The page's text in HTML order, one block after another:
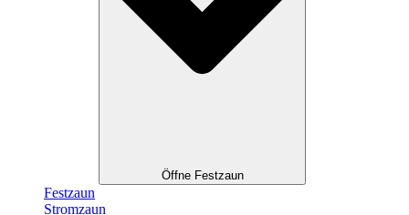
Öffne Festzaun
Festzaun
Stromzaun